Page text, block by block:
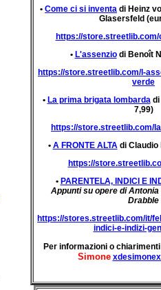
• Come ci si inventa di Heinz
Glasersfeld
https://
• L'assenziodi Benoît
https://store.streetlib.com/l-
verde
• La prima brigata lombardadi
7,99)
https://store.streetlib.com/
• A FRONTE ALTAdi Claudio
https://
• PARENTELA, INDICI E
Appunti su opere di
Drabble
https://stores.streetlib.com/it/
indici-e-indizi-
Per informazioni o
Simone